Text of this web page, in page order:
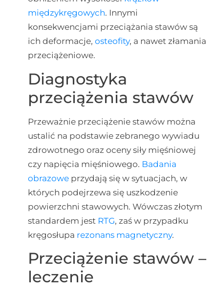
międzykręgowych. Innymi
konsekwencjami przeciążania stawów są
ich deformacje, osteofity, a nawet złamania
przeciążeniowe.
Diagnostyka
przeciążenia stawów
Przeważnie przeciążenie stawów można
ustalić na podstawie zebranego wywiadu
zdrowotnego oraz oceny siły mięśniowej
czy napięcia mięśniowego. Badania
obrazoweprzydają się w sytuacjach, w
których podejrzewa się uszkodzenie
powierzchni stawowych. Wówczas złotym
standardem jest RTG, zaś w przypadku
kręgosłupa rezonans magnetyczny.
Przeciążenie stawów –
leczenie